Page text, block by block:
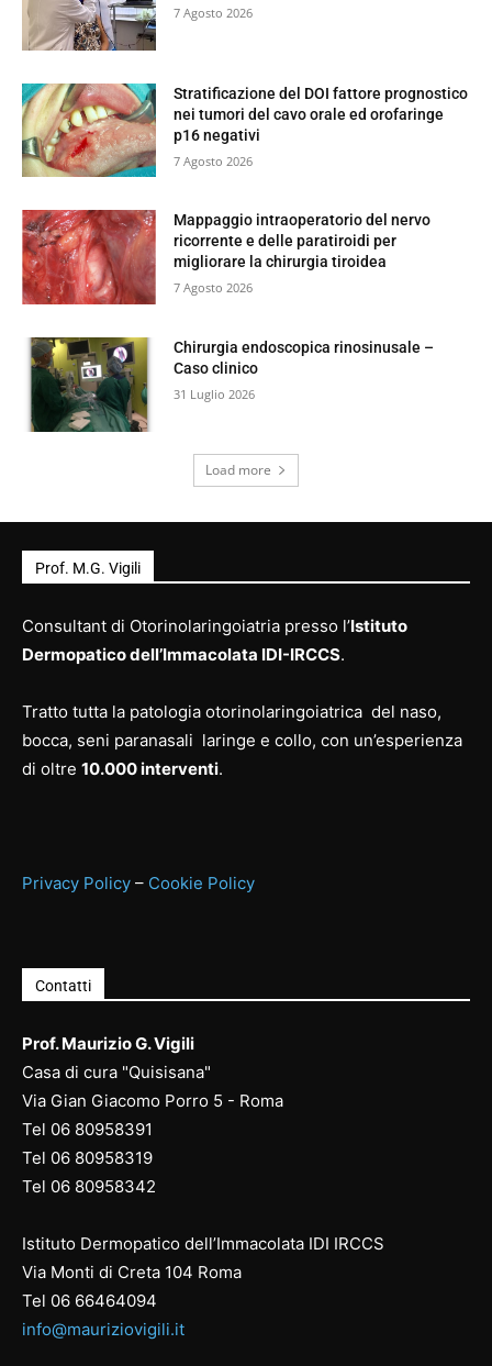
7 Agosto 2026
Stratificazione del DOI fattore prognostico
nei tumori del cavo orale ed orofaringe
p16 negativi
7 Agosto 2026
Mappaggio intraoperatorio del nervo
ricorrente e delle paratiroidi per
migliorare la chirurgia tiroidea
7 Agosto 2026
Chirurgia endoscopica rinosinusale –
Caso clinico
31 Luglio 2026
Load more
Prof. M.G. Vigili
Consultant di Otorinolaringoiatria presso l’Istituto
Dermopatico dell’Immacolata IDI-IRCCS.
Tratto tutta la patologia otorinolaringoiatrica del naso,
bocca, seni paranasali laringe e collo, con un’esperienza
di oltre 10.000 interventi.
Privacy Policy – Cookie Policy
Contatti
Prof. Maurizio G. Vigili
Casa di cura "Quisisana"
Via Gian Giacomo Porro 5 - Roma
Tel 06 80958391
Tel 06 80958319
Tel 06 80958342
Istituto Dermopatico dell’Immacolata IDI IRCCS
Via Monti di Creta 104 Roma
Tel 06 66464094
info@mauriziovigili.it